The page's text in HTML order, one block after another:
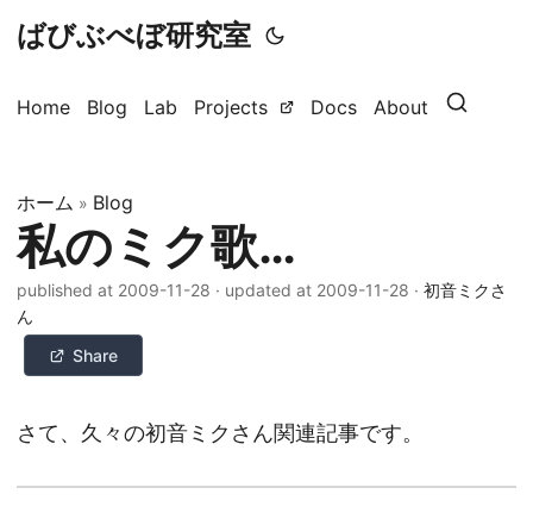
ばびぶべぼ研究室
Home Blog Lab Projects Docs About
ホーム » Blog
私のミク歌…
published at 2009-11-28 · updated at 2009-11-28 · 初音ミクさ
ん
Share
さて、久々の初音ミクさん関連記事です。